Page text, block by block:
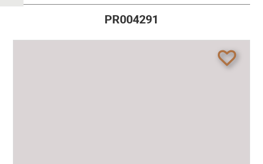
PR004291